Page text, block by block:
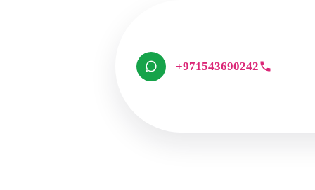
+971543690242